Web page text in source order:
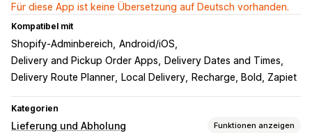
Für diese App ist keine Übersetzung auf Deutsch vorhanden.
Kompatibel mit
Shopify-Adminbereich Android/iOS
Delivery and Pickup Order Apps
Delivery Dates and Times
Delivery Route Planner
Local Delivery Recharge, Bold, Zapiet
Kategorien
Lieferung und Abholung Funktionen anzeigen